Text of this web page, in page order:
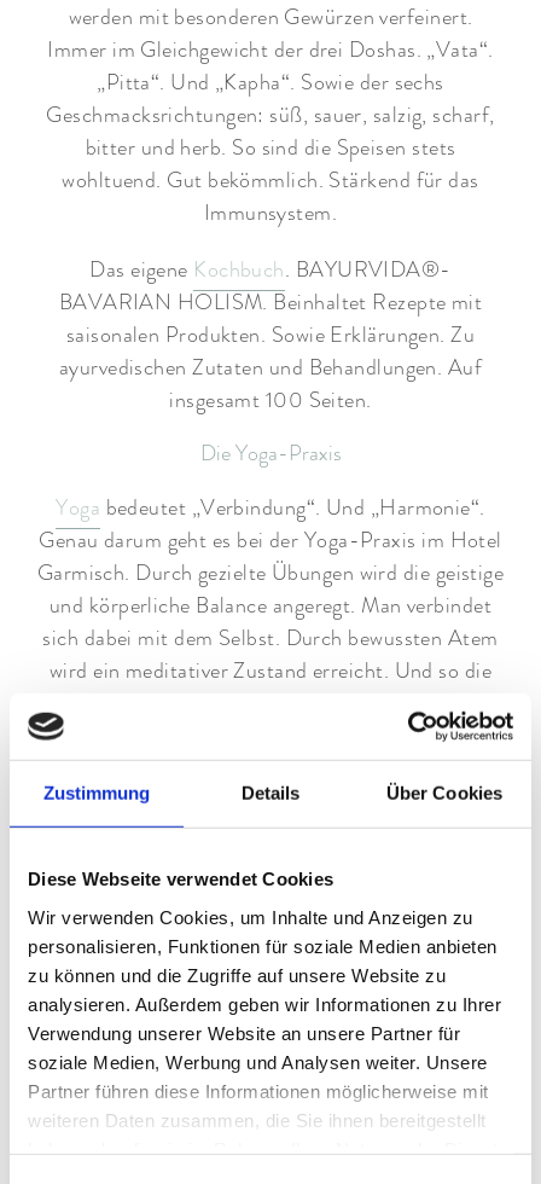
Zustimmung Details Über Cookies
Diese Webseite verwendet Cookies
Wir verwenden Cookies, um Inhalte und Anzeigen zu
personalisieren, Funktionen für soziale Medien anbieten
zu können und die Zugriffe auf unsere Website zu
analysieren. Außerdem geben wir Informationen zu Ihrer
Verwendung unserer Website an unsere Partner für
soziale Medien, Werbung und Analysen weiter. Unsere
Partner führen diese Informationen möglicherweise mit
weiteren Daten zusammen, die Sie ihnen bereitgestellt
werden mit besonderen Gewürzen verfeinert.
Immer im Gleichgewicht der drei Doshas. „Vata“.
„Pitta“. Und „Kapha“. Sowie der sechs
Geschmacksrichtungen: süß, sauer, salzig, scharf,
bitter und herb. So sind die Speisen stets
wohltuend. Gut bekömmlich. Stärkend für das
Immunsystem.
Das eigene Kochbuch. BAYURVIDA®-
BAVARIAN HOLISM. Beinhaltet Rezepte mit
saisonalen Produkten. Sowie Erklärungen. Zu
ayurvedischen Zutaten und Behandlungen. Auf
insgesamt 100 Seiten.
Die Yoga-Praxis
Yoga bedeutet „Verbindung“. Und „Harmonie“.
Genau darum geht es bei der Yoga-Praxis im Hotel
Garmisch. Durch gezielte Übungen wird die geistige
und körperliche Balance angeregt. Man verbindet
sich dabei mit dem Selbst. Durch bewussten Atem
wird ein meditativer Zustand erreicht. Und so die
Beweglichkeit und Achtsamkeit gestärkt. In uns.
AYURVEDA UND BAYURVIDA®
Garmisch ist Ayurveda. Der Grundpfeiler der
Philosophie ist: Sich Zeit zu nehmen. Sich bewusst
mit Wirkungen auseinandersetzen. Diese zu
schätzen. Zum Beispiel beim Kochen. Bei der
Auswahl und Zubereitung von Lebensmitteln.
Auch im Spa des Hotel Garmisch werden
ayurvedische Behandlungen angewendet.
Ayurveda-Massagen. Etwa die Garshan Massage.
Eine Trockenmassage. Oder die Mukabhyamha